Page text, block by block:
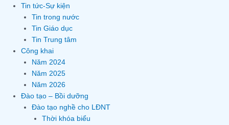
Tin tức-Sự kiện
Tin trong nước
Tin Giáo dục
Tin Trung tâm
Công khai
Năm 2024
Năm 2025
Năm 2026
Đào tạo – Bồi dưỡng
Đào tạo nghề cho LĐNT
Thời khóa biểu